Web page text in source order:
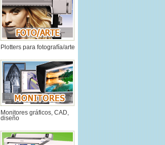
Plotters para fotografía/arte
Monitores gráficos, CAD,
diseño